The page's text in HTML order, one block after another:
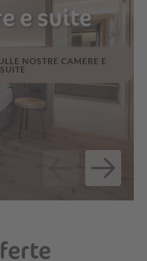
e suite
NOSTRE CAMERE E
SUITE